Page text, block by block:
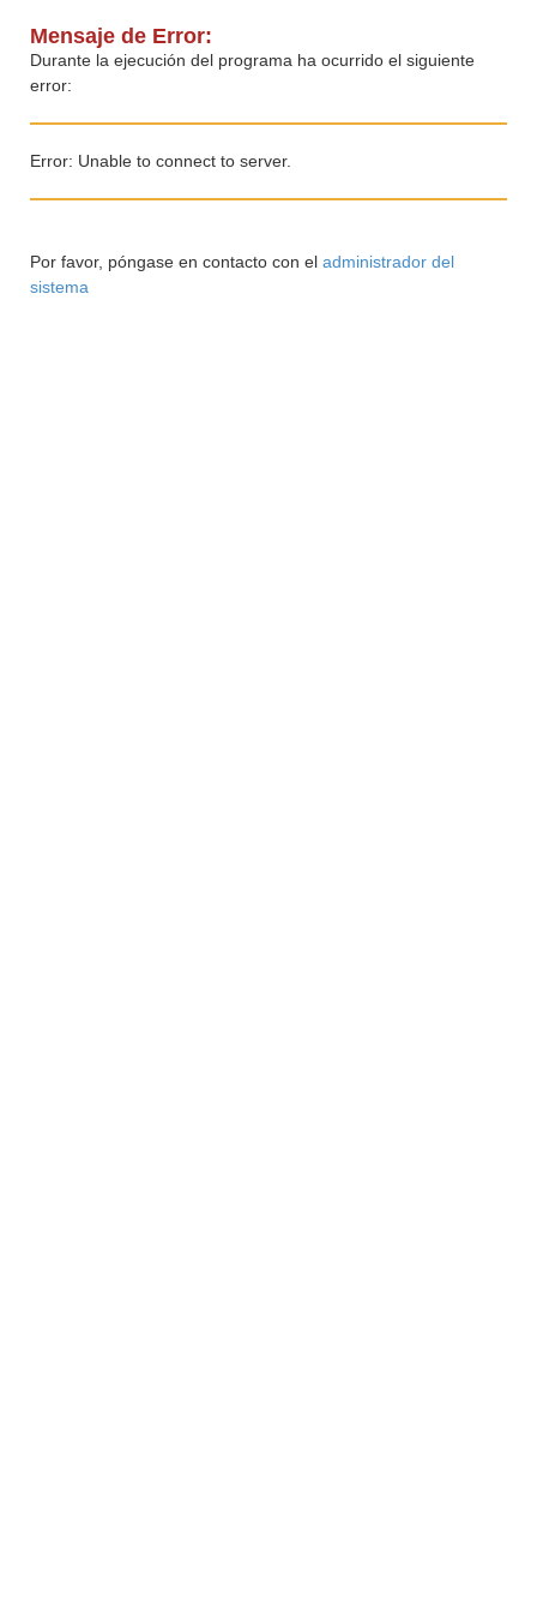
Mensaje de Error:
Durante la ejecución del programa ha ocurrido el siguiente
error:
Error: Unable to connect to server.
Por favor, póngase en contacto con eladministrador del
sistema